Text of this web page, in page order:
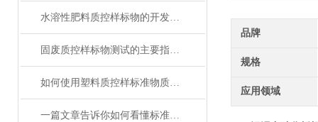
水溶性肥料质控样标物的开发与标准化分析
固废质控样标物测试的主要指标及其意义
如何使用塑料质控样标准物质提高电子行业中产品质量
一篇文章告诉你如何看懂标准物质证书！
品牌
规格
应用领域